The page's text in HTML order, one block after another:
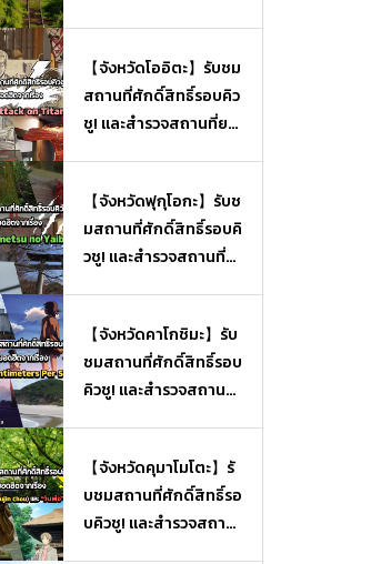
【จังหวัดโออิตะ】รับชม
สถานที่ศักดิ์สิทธิ์รอบคิว
ชู! และสำรวจสถานที่ยอ
n)【จังหวัดฟุกุโอกะ】รับช
มสถานที่ศักดิ์สิทธิ์รอบคิ
วชู! และสำรวจสถานที่ย
Yaiba)
【จังหวัดคาโกชิมะ】รับ
ชมสถานที่ศักดิ์สิทธิ์รอบ
คิวชู! และสำรวจสถานที่
meters Per Second)
【จังหวัดคุมาโมโตะ】รั
บชมสถานที่ศักดิ์สิทธิ์รอ
บคิวชู! และสำรวจสถาน